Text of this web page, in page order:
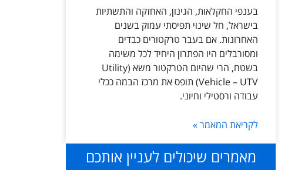
בענפי החקלאות, הגינון, האחזקה והתשתיות
בישראל, חל שינוי תפיסתי עמוק בשנים
האחרונות. אם בעבר טרקטורים כבדים
ומסורבלים היו הפתרון היחיד לכל משימה
בשטח, הרי שהיום הטרקטור משא (Utility
Vehicle – UTV) תופס את מרכז הבמה ככלי
עבודה ורסטילי וחיוני.
לקריאת המאמר »
מאמרים שיכולים לעניין אותכם